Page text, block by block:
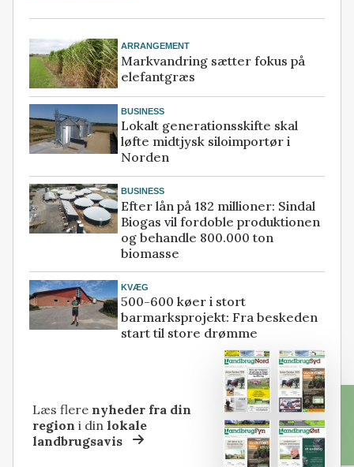
ARRANGEMENT
Markvandring sætter fokus på
elefantgræs
BUSINESS
Lokalt generationsskifte skal
løfte midtjysk siloimportør i
Norden
BUSINESS
Efter lån på 182 millioner: Sindal
Biogas vil fordoble produktionen
og behandle 800.000 ton
biomasse
KVÆG
500-600 køer i stort
barmarksprojekt: Fra beskeden
start til store drømme
Læs flere nyheder fra din
region i dinlokale
landbrugsavis